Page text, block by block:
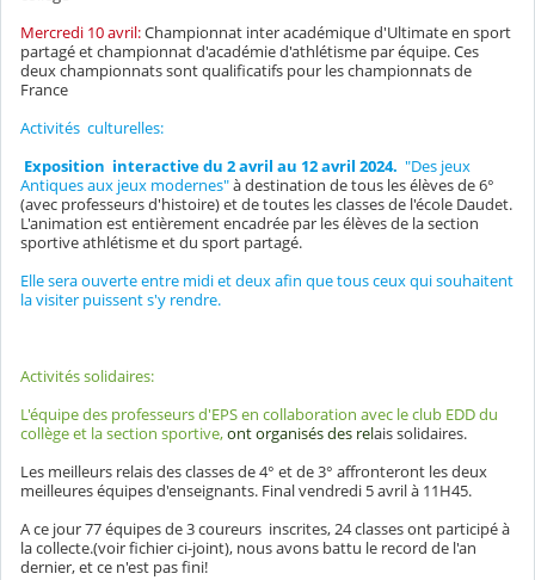
Mercredi 10 avril:Championnat inter académique d'Ultimate en sport
partagé et championnat d'académie d'athlétisme par équipe. Ces
deux championnats sont qualificatifs pour les championnats de
France
Activités culturelles:
Exposition interactive du 2 avril au 12 avril 2024. "Des jeux
Antiques aux jeux modernes"à destination de tous les élèves de 6°
(avec professeurs d'histoire) et de toutes les classes de l'école Daudet.
L'animation est entièrement encadrée par les élèves de la section
sportive athlétisme et du sport partagé.
Elle sera ouverte entre midi et deux afin que tous ceux qui souhaitent
la visiter puissent s'y rendre.
Activités solidaires:
L'équipe des professeurs d'EPS en collaboration avec le club EDD du
collège et la section sportive,ont organisés des relais solidaires.
Les meilleurs relais des classes de 4° et de 3° affronteront les deux
meilleures équipes d'enseignants. Final vendredi 5 avril à 11H45.
A ce jour 77 équipes de 3 coureurs inscrites, 24 classes ont participé à
la collecte.(voir fichier ci-joint), nous avons battu le record de l'an
dernier, et ce n'est pas fini!